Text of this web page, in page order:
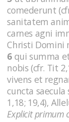
comederunt
sanitatem
carnes agni
Christi Domini
6 qui summa
nobis (cfr. Tit
vivens et
cuncta saecula
1,18; 19,4),
Explicit primum